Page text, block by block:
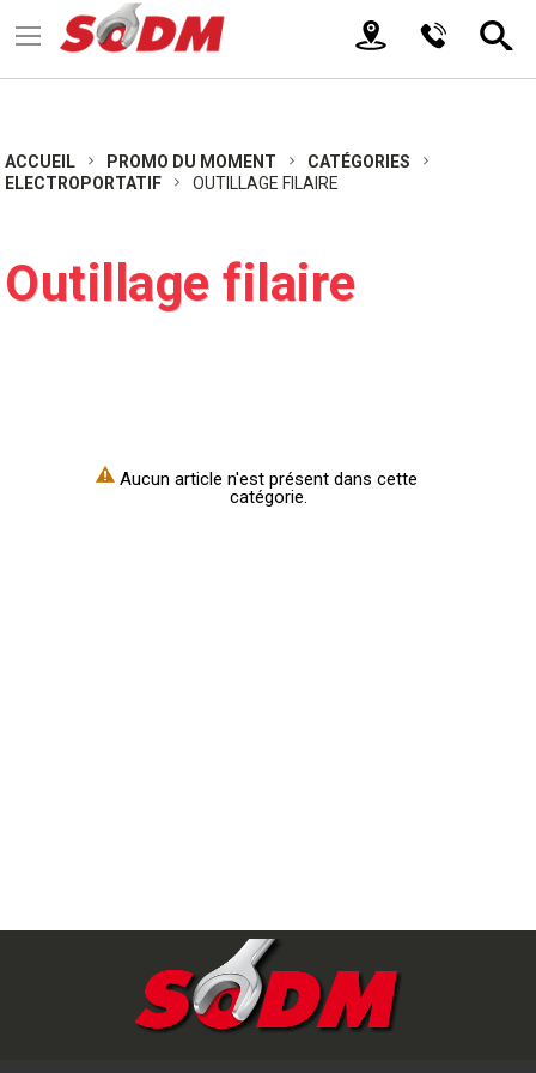
ACCUEIL PROMO DU MOMENT
CATÉGORIES
ELECTROPORTATIF
OUTILLAGE FILAIRE
Outillage filaire
Aucun article n'est présent dans cette
catégorie.